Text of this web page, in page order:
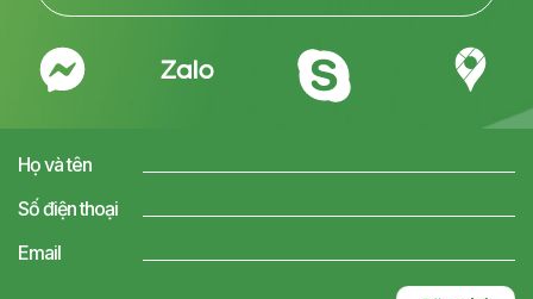
Họ và tên
Số điện thoại
Email